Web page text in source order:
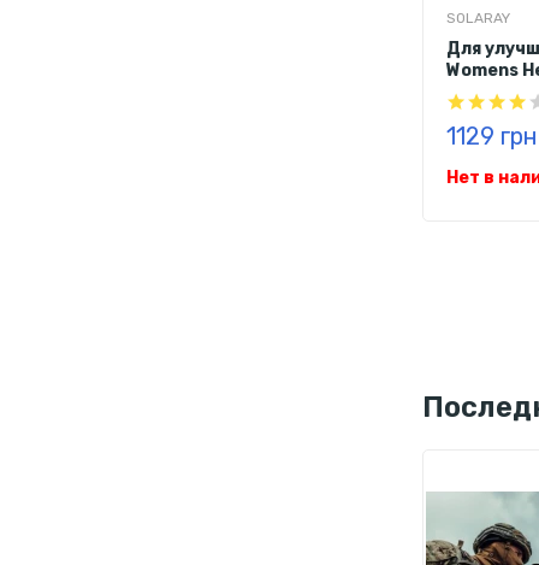
SOLARAY
Для
Womens
1129 грн
Нет в